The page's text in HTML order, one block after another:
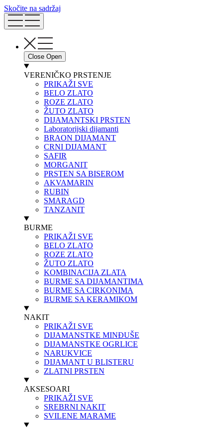
Skočite na sadržaj
Close Open
VERENIČKO PRSTENJE
PRIKAŽI SVE
BELO ZLATO
ROZE ZLATO
ŽUTO ZLATO
DIJAMANTSKI PRSTEN
Laboratorijski dijamanti
BRAON DIJAMANT
CRNI DIJAMANT
SAFIR
MORGANIT
PRSTEN SA BISEROM
AKVAMARIN
RUBIN
SMARAGD
TANZANIT
BURME
PRIKAŽI SVE
BELO ZLATO
ROZE ZLATO
ŽUTO ZLATO
KOMBINACIJA ZLATA
BURME SA DIJAMANTIMA
BURME SA CIRKONIMA
BURME SA KERAMIKOM
NAKIT
PRIKAŽI SVE
DIJAMANSTKE MINĐUŠE
DIJAMANSTKE OGRLICE
NARUKVICE
DIJAMANT U BLISTERU
ZLATNI PRSTEN
AKSESOARI
PRIKAŽI SVE
SREBRNI NAKIT
SVILENE MARAME